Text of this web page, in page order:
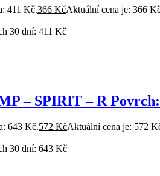
411 Kč.366 KčAktuální cena je: 366
30 dní: 411 Kč
– SPIRIT – R
643 Kč.572 KčAktuální cena je: 572
30 dní: 643 Kč